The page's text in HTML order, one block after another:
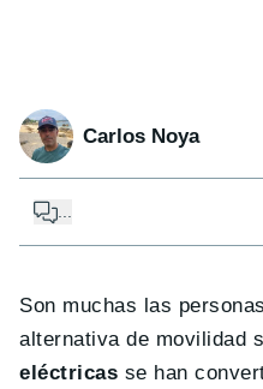
Carlos Noya
...
Son muchas las
alternativa de movilidad
eléctricas se han